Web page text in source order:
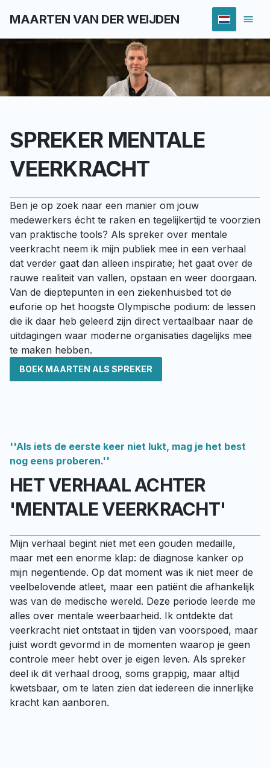
MAARTEN VAN DER WEIJDEN
SPREKER MENTALE
VEERKRACHT
Ben je op zoek naar een manier om jouw
medewerkers écht te raken en tegelijkertijd te voorzien
van praktische tools? Als spreker over mentale
veerkracht neem ik mijn publiek mee in een verhaal
dat verder gaat dan alleen inspiratie; het gaat over de
rauwe realiteit van vallen, opstaan en weer doorgaan.
Van de dieptepunten in een ziekenhuisbed tot de
euforie op het hoogste Olympische podium: de lessen
die ik daar heb geleerd zijn direct vertaalbaar naar de
uitdagingen waar moderne organisaties dagelijks mee
te maken hebben.
BOEK MAARTEN ALS SPREKER
''Als iets de eerste keer niet lukt, mag je het best
nog eens proberen.''
HET VERHAAL ACHTER
'MENTALE VEERKRACHT'
Mijn verhaal begint niet met een gouden medaille,
maar met een enorme klap: de diagnose kanker op
mijn negentiende. Op dat moment was ik niet meer de
veelbelovende atleet, maar een patiënt die afhankelijk
was van de medische wereld. Deze periode leerde me
alles over mentale weerbaarheid. Ik ontdekte dat
veerkracht niet ontstaat in tijden van voorspoed, maar
juist wordt gevormd in de momenten waarop je geen
controle meer hebt over je eigen leven. Als spreker
deel ik dit verhaal droog, soms grappig, maar altijd
kwetsbaar, om te laten zien dat iedereen die innerlijke
kracht kan aanboren.